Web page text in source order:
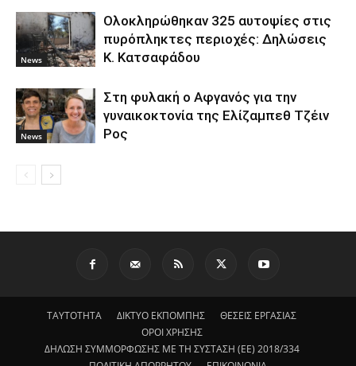
News
Ολοκληρώθηκαν 325 αυτοψίες στις
πυρόπληκτες περιοχές: Δηλώσεις
Κ. Κατσαφάδου
News
Στη φυλακή ο Aφγανός για την
γυναικοκτονία της Ελίζαμπεθ Τζέιν
Ρος
ΤΑΥΤΟΤΗΤΑ ΔΙΚΤΥΟ ΕΚΠΟΜΠΗΣ
ΘΕΣΕΙΣ ΕΡΓΑΣΙΑΣ
ΟΡΟΙ ΧΡΗΣΗΣ
ΔΗΛΩΣΗ ΣΥΜΜΟΡΦΩΣΗΣ ΜΕ ΤΗ ΣΥΣΤΑΣΗ (ΕΕ) 2018/334